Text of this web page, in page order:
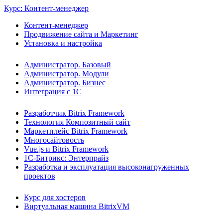
Курс: Контент-менеджер
Контент-менеджер
Продвижение сайта и Маркетинг
Установка и настройка
Администратор. Базовый
Администратор. Модули
Администратор. Бизнес
Интеграция с 1С
Разработчик Bitrix Framework
Технология Композитный сайт
Маркетплейс Bitrix Framework
Многосайтовость
Vue.js и Bitrix Framework
1С-Битрикс: Энтерпрайз
Разработка и эксплуатация высоконагруженных
проектов
Курс для хостеров
Виртуальная машина BitrixVM